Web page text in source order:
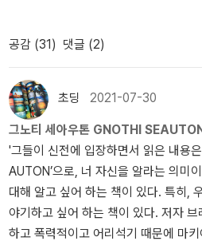
에만 그 차이가 드러머나 드럼에 생긴
나 후천적인 것이라고 말할 수 있다.'
상정한다고 한다. 양자 사이의 상호 작
의 경우 우리는 각자의 기여가 어느 정
보고 나는 앞으로 어떤 특성에 본성과
금해하거나 묻지 않기로 했다. <침팬지 폴리틱스>는 프란스 드 발
이 일반 대중을 위해 처음 출간한 책이
다고 한다. <군주론>은 거부감이 있었
면서 생각이 바꼈다. 어쩌면 현실에 대
일지도 모르겠다. 얼굴의 겉모습을 이
가 자신의 몸 전체를 제대로 볼 수 있
자신을 인식할 수 있음을 보여주었다.
능력이 없다고 생각했다. 침팬지에게
지 실험했는데 결과가 좋지 않았던 것
에서 비롯된 실험이었다. 침팬지가 인
가? 침팬지는 다른 침팬지들의 얼굴을
리 인간도 마찬가지이다. 침팬지의 얼
충분히 많은 시간을 관찰해야 한다. 인
는 실험을 하고 얼굴을 구별하지 못한
없다고 결론짓는 것처럼 어이없는 실
놀라운 능력에 감탄할 때가 많았다. 아
피데스>의 대표작 두 작품씩을 선별
의 번역으로 전집이 나와있지만, 선집
을 듯합니다. 천병희, <그리스 비극의 이해>는 고대 그리스 비극을
읽을 때 알아두면 좋을 기본적 사항들
소개와 달리 본격적인 해설은 하지 못
에는 탁월하지만, 해설은 미진한 부분
비극 깊이 읽기>는 비극의 정치사회적
어주어 텍스트가 생산된 맥락 속에서
에서, 천병희 선생의 책을 보완하는 본
다. 컨티뉴엄 리더스 가이드 시리즈에서 최근 <소포클레스의 <오이
디푸스 왕> 입문>을 출간했는데, 이 책
공감 (31) 댓글 (2)
초딩 2021-07-30
그노티 세아우톤 GNOTHI
'그들이 신전에 입장하면서 읽은 내용
AUTON’으로, 너 자신을 알라는 의미
대해 알고 싶어 하는 책이 있다. 특히,
야기하고 싶어 하는 책이 있다. 저자
하고 폭력적이고 어리석기 때문에 마